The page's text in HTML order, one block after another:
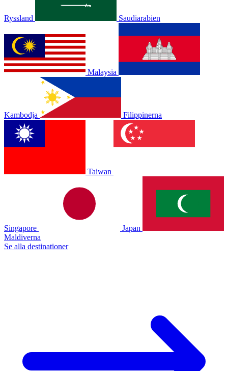
Ryssland Saudiarabien
Malaysia
Kambodja Filippinerna
Taiwan
Singapore
Japan
Maldiverna
Se alla destinationer